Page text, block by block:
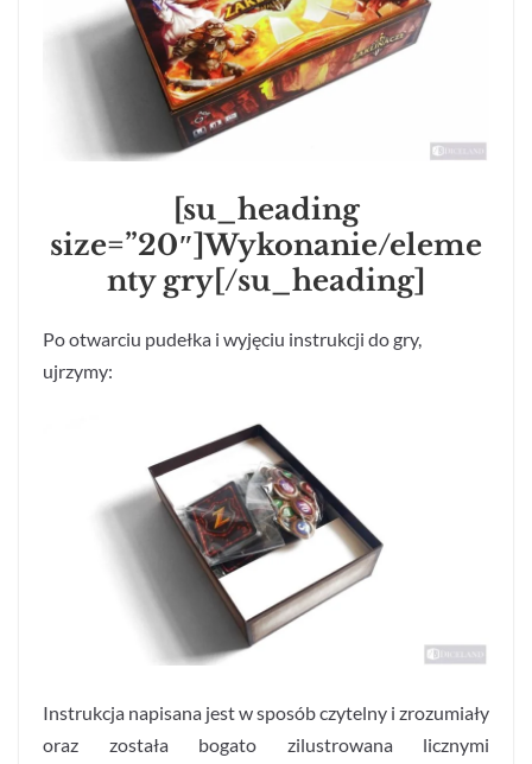
[su_heading
size=”20″]Wykonanie/eleme
nty gry[/su_heading]
Po otwarciu pudełka i wyjęciu instrukcji do gry,
ujrzymy:
Instrukcja napisana jest w sposób czytelny i zrozumiały
oraz została bogato zilustrowana licznymi